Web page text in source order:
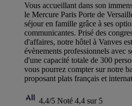
Vous accueillant dans son
le Mercure Paris Porte de
séjour en famille grâce à ses
communicantes. Prisé des
d'affaires, notre hôtel à Vanves
évènements professionnels avec
d'une capacité totale de 300
vous pourrez compter sur notre
proposant plats français et
4,4/5 Noté 4,4 sur 5